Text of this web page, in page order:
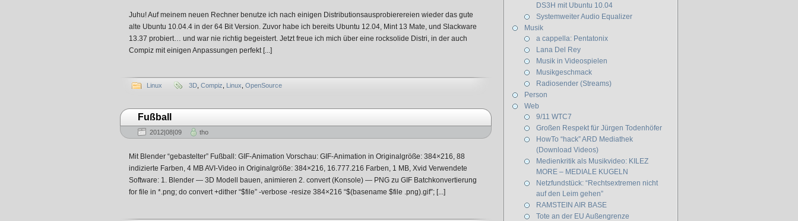
Juhu! Auf meinem neuen Rechner benutze ich nach einigen Distributionsausprobierereien wieder das gute
alte Ubuntu 10.04.4 in der 64 Bit Version. Zuvor habe ich bereits Ubuntu 12.04, Mint 13 Mate, und Slackware
13.37 probiert… und war nie richtig begeistert. Jetzt freue ich mich über eine rocksolide Distri, in der auch
Compiz mit einigen Anpassungen perfekt [...]
Linux 3D Compiz Linux OpenSource
Fußball
2012|08|09 tho
Mit Blender “gebastelter” Fußball: GIF-Animation Vorschau: GIF-Animation in Originalgröße: 384×216, 88
indizierte Farben, 4 MB AVI-Video in Originalgröße: 384×216, 16.777.216 Farben, 1 MB, Xvid Verwendete
Software: 1. Blender — 3D Modell bauen, animieren 2. convert (Konsole) — PNG zu GIF Batchkonvertierung
for file in *.png; do convert +dither “$file” -verbose -resize 384×216 “$(basename $file .png).gif”; [...]
DS3H mit Ubuntu 10.04
Systemweiter Audio Equalizer
Musik
a cappella: Pentatonix
Lana Del Rey
Musik in Videospielen
Musikgeschmack
Radiosender (Streams)
Person
Web
9/11 WTC7
Großen Respekt für Jürgen Todenhöfer
HowTo “hack” ARD Mediathek
(Download Videos)
Medienkritik als Musikvideo: KILEZ
MORE – MEDIALE KUGELN
Netzfundstück: “Rechtsextremen nicht
auf den Leim gehen”
RAMSTEIN AIR BASE
Tote an der EU Außengrenze